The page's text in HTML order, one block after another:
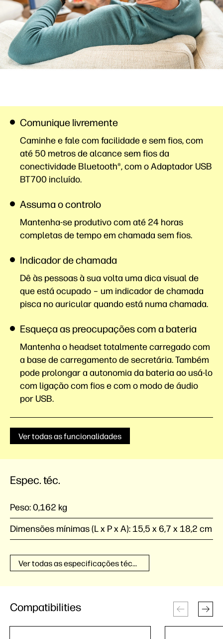
Comunique livremente
Caminhe e fale com facilidade e sem fios, com
até 50 metros de alcance sem fios da
conectividade Bluetooth®, com o Adaptador USB
BT700 incluído.
Assuma o controlo
Mantenha-se produtivo com até 24 horas
completas de tempo em chamada sem fios.
Indicador de chamada
Dê às pessoas à sua volta uma dica visual de
que está ocupado – um indicador de chamada
pisca no auricular quando está numa chamada.
Esqueça as preocupações com a bateria
Mantenha o headset totalmente carregado com
a base de carregamento de secretária. Também
pode prolongar a autonomia da bateria ao usá-lo
com ligação com fios e com o modo de áudio
por USB.
Ver todas as funcionalidades
Espec. téc.
Peso:0,162 kg
Dimensões mínimas (L x P x A): 15,5 x 6,7 x 18,2 cm
Ver todas as especificações técnicas
Compatibilities